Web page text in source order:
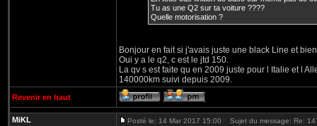
Tu as une Q2 sur ta voiture ????
Quelle motorisation ?
Bonjour en fait si j'avais juste une black Line et
Oui y a le q2, c est le jtd 150.
La qv s est faite qu en 2009 juste pour l Italie et l
140000km suivi depuis 2009.
Revenir en haut
MiKL Posté le: 14 Mar 2017 15:00 Sujet du message: Re: